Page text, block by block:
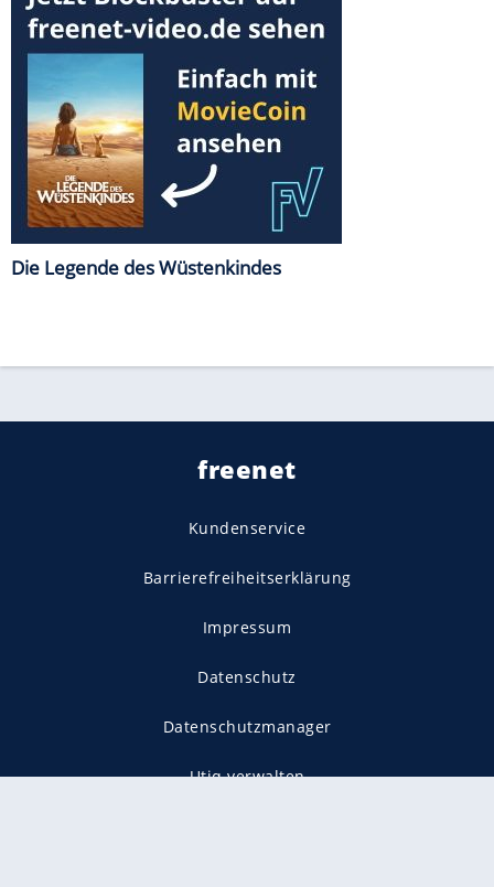
Die Legende des Wüstenkindes
freenet
Kundenservice
Barrierefreiheitserklärung
Impressum
Datenschutz
Datenschutzmanager
Utiq verwalten